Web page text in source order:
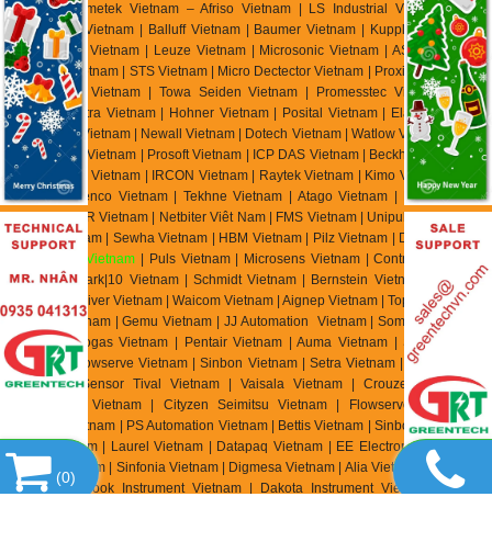
Vietnam | Ametek Vietnam – Afriso Vietnam | LS Industrial Vietnam | RS
Automation Vietnam | Balluff Vietnam | Baumer Vietnam | Kuppler Vietnam |
Pulsotronics Vietnam | Leuze Vietnam | Microsonic Vietnam | AST Vietnam |
Tempsen Vietnam | STS Vietnam | Micro Dectector Vietnam | Proxitron Vietnam
| Microsens Vietnam | Towa Seiden Vietnam | Promesstec Vietnam | Ski
Vietnam | Eltra Vietnam | Hohner Vietnam | Posital Vietnam | Elap Vietnam |
Beisensors Vietnam | Newall Vietnam | Dotech Vietnam | Watlow Vietnam | Bihl
Weidemann Vietnam | Prosoft Vietnam | ICP DAS Vietnam | Beckhoff Vietnam |
Keller M S R Vietnam | IRCON Vietnam | Raytek Vietnam | Kimo Vietnam | YSI
Vietnam | Jenco Vietnam | Tekhne Vietnam | Atago Vietnam | E Instrument
Vietnam | IMR Vietnam | Netbiter Viêt Nam | FMS Vietnam | Unipulse Vietnam |
Migun Vietnam | Sewha Vietnam | HBM Vietnam | Pilz Vietnam | Dold Vietnam
EBMpapst Vietnam | Puls Vietnam | Microsens Vietnam | Controller Sensor
Vietnam | Mark|10 Vietnam | Schmidt Vietnam | Bernstein Vietnam | Celduc
Vietnam | Univer Vietnam | Waicom Vietnam | Aignep Vietnam | Top Air Vietnam
| Burket Vietnam |Gemu Vietnam | JJ Automation Vietnam | Somas Vietnam |
Delta Elektrogas Vietnam | Pentair Vietnam | Auma Vietnam | Sipos Artorik
Vietnam | Flowserve Vietnam | Sinbon Vietnam | Setra Vietnam | Yottacontrok
Vietnam | Sensor Tival Vietnam | Vaisala Vietnam | Crouzet Vietnam |
RheinTacho Vietnam | Cityzen Seimitsu Vietnam | Flowserve Vietnam |
Greatork Vietnam | PS Automation Vietnam | Bettis Vietnam | Sinbon Vietnam |
Setra Vietnam | Laurel Vietnam | Datapaq Vietnam | EE Electronik Vietnam |
Banico Vietnam | Sinfonia Vietnam | Digmesa Vietnam | Alia Vietnam | Flowline
Vietnam | Brook Instrument Vietnam | Dakota Instrument Vietnam | Diehl
(0)